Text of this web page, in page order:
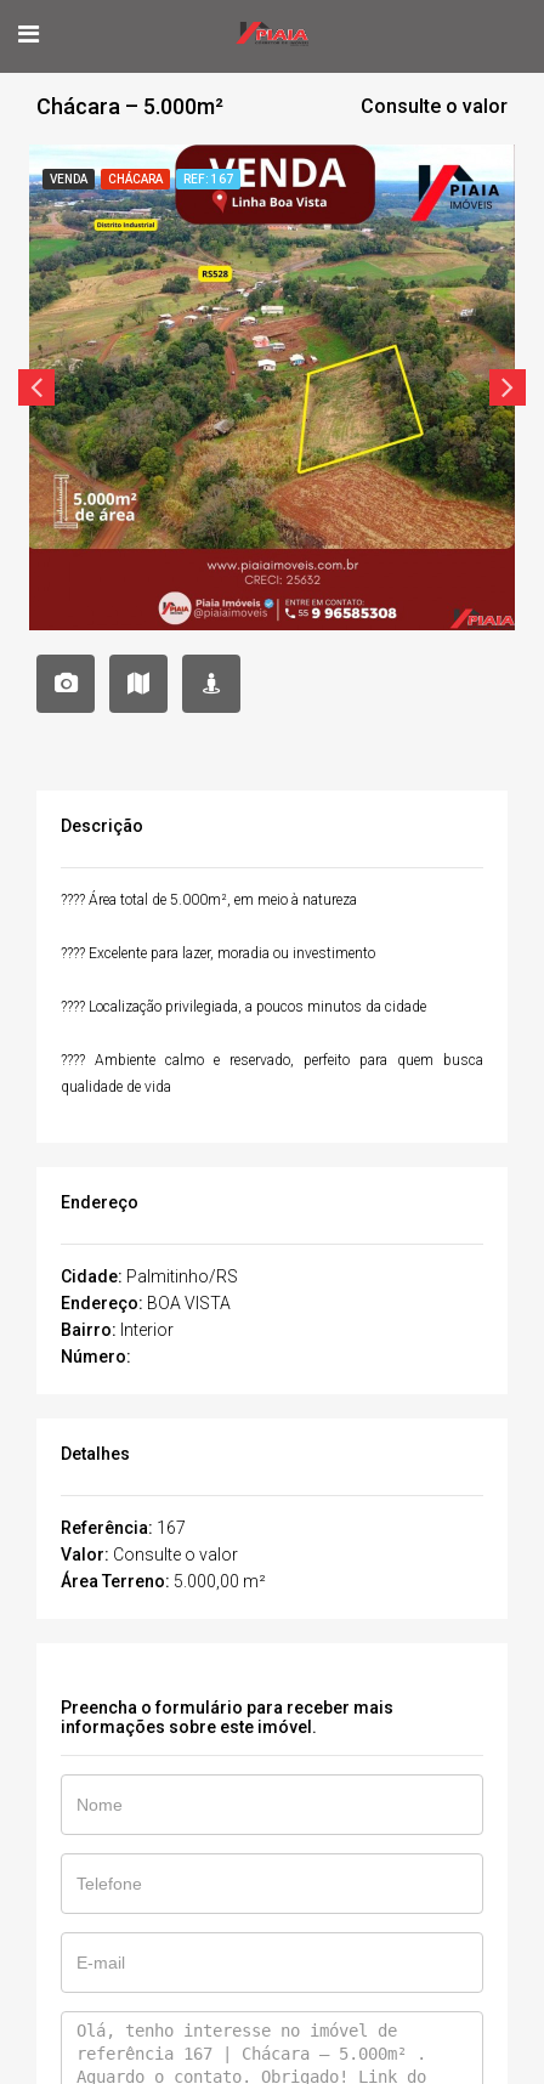
Chácara – 5.000m² Consulte o valor
VENDA CHÁCARA REF: 167
Descrição
???? Área total de 5.000m², em meio à natureza
???? Excelente para lazer, moradia ou investimento
???? Localização privilegiada, a poucos minutos da cidade
???? Ambiente calmo e reservado, perfeito para quem busca
qualidade de vida
Endereço
Cidade: Palmitinho/RS
Endereço: BOA VISTA
Bairro: Interior
Número:
Detalhes
Referência: 167
Valor: Consulte o valor
Área Terreno: 5.000,00 m²
Preencha o formulário para receber mais
informações sobre este imóvel.